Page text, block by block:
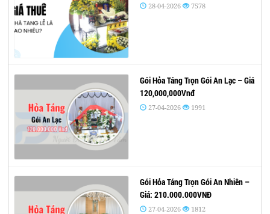
28-04-2026 7578
Gói Hỏa Táng Trọn Gói An Lạc – Giá
120,000,000Vnđ
27-04-2026 1991
Gói Hỏa Táng Trọn Gói An Nhiên –
Giá: 210.000.000VNĐ
27-04-2026 1812